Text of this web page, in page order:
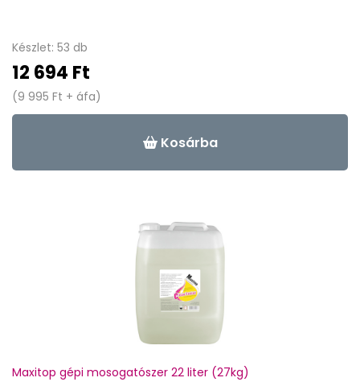
Készlet: 53 db
12 694 Ft
(9 995 Ft + áfa)
Kosárba
Maxitop gépi mosogatószer 22 liter (27kg)